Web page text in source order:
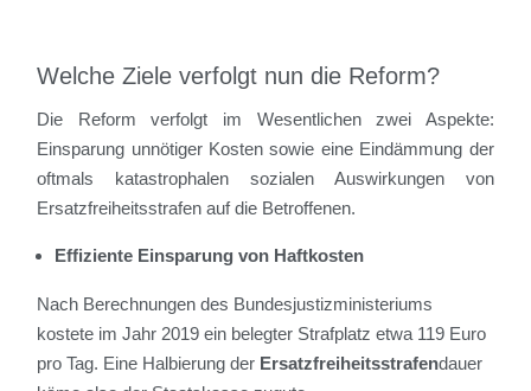
Welche Ziele verfolgt nun die Reform?
Die Reform verfolgt im Wesentlichen zwei Aspekte:
Einsparung unnötiger Kosten sowie eine Eindämmung der
oftmals katastrophalen sozialen Auswirkungen von
Ersatzfreiheitsstrafen auf die Betroffenen.
Effiziente Einsparung von Haftkosten
Nach Berechnungen des Bundesjustizministeriums
kostete im Jahr 2019 ein belegter Strafplatz etwa 119 Euro
pro Tag. Eine Halbierung der Ersatzfreiheitsstrafendauer